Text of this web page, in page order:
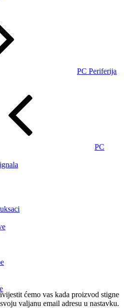
PC Periferija
PC
ćemo vas kada proizvod stigne
valjanu email adresu u nastavku.